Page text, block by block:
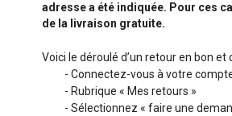
adresse a été indiquée. Pour ces
de la livraison gratuite.
Voici le déroulé d’un retour en bon et
- Connectez-vous à votre
- Rubrique « Mes retours »
- Sélectionnez « faire une